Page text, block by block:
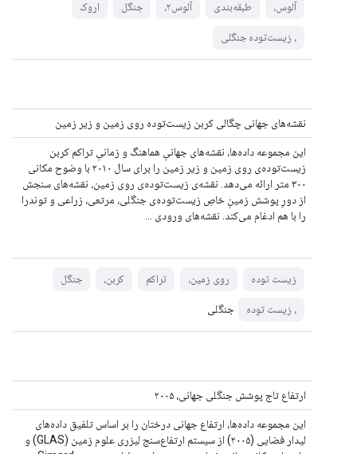
آلوس، طبقه‌بندی آلوس۲، جنگل اروک
، زیست‌توده جنگلی
نقشه‌های جهانی چگالی کربن زیست‌توده روی زمین و زیر زمین
این مجموعه داده‌ها، نقشه‌های جهانیِ هماهنگ و زمانیِ تراکم کربن
زیست‌توده‌ی روی زمین و زیر زمین را برای سال ۲۰۱۰ با وضوح مکانی
۳۰۰ متر ارائه می‌دهد. نقشه‌ی زیست‌توده‌ی روی زمین، نقشه‌های سنجش
از دورِ پوشش زمینِ خاصِ زیست‌توده‌ی جنگلی، مرتعی، زراعی و توندرا
را با هم ادغام می‌کند. نقشه‌های ورودی ...
زیست توده روی زمین، تراکم کربن، جنگل
، زیست توده جنگلی
ارتفاع تاج پوشش جنگلی جهانی، ۲۰۰۵
این مجموعه داده‌ها، ارتفاع جهانی درختان را بر اساس تلفیق داده‌های
لیدار فضایی (۲۰۰۵) از سیستم ارتفاع‌سنج لیزری علوم زمین (GLAS) و